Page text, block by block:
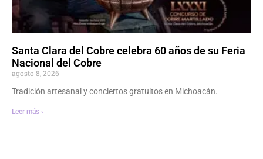
Santa Clara del Cobre celebra 60 años de su Feria
Nacional del Cobre
agosto 8, 2026
Tradición artesanal y conciertos gratuitos en Michoacán.
Leer más ›